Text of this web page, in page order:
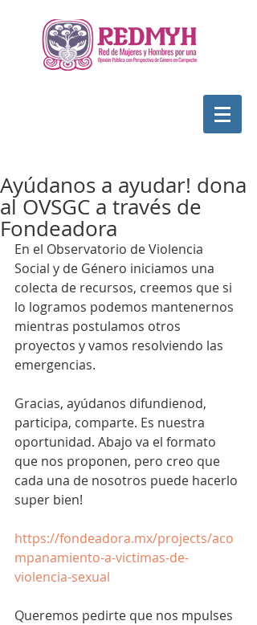
Ayúdanos a ayudar! dona
al OVSGC a través de
Fondeadora
En el Observatorio de Violencia
Social y de Género iniciamos una
colecta de recursos, creemos que si
lo logramos podemos mantenernos
mientras postulamos otros
proyectos y vamos resolviendo las
emergencias.
Gracias, ayúdanos difundienod,
participa, comparte. Es nuestra
oportunidad. Abajo va el formato
que nos proponen, pero creo que
cada una de nosotros puede hacerlo
super bien!
https://fondeadora.mx/projects/aco
mpanamiento-a-victimas-de-
violencia-sexual
Queremos pedirte que nos mpulses